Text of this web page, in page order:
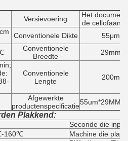
Versievoering
Het
de
Conventionele Dikte 55μm
Conventionele
Breedte
29mm
Conventionele
Lengte
200m
Afgewerkte
productenspecificatie
Plakkend:
Seconde die
160℃
Machine die